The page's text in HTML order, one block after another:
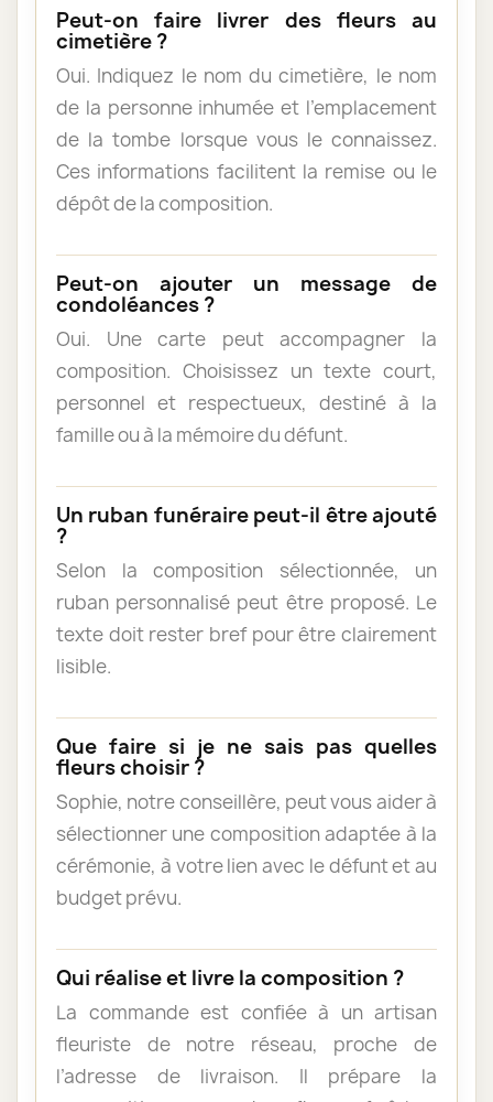
Peut-on faire livrer des fleurs au
cimetière ?
Oui. Indiquez le nom du cimetière, le nom
de la personne inhumée et l’emplacement
de la tombe lorsque vous le connaissez.
Ces informations facilitent la remise ou le
dépôt de la composition.
Peut-on ajouter un message de
condoléances ?
Oui. Une carte peut accompagner la
composition. Choisissez un texte court,
personnel et respectueux, destiné à la
famille ou à la mémoire du défunt.
Un ruban funéraire peut-il être ajouté
?
Selon la composition sélectionnée, un
ruban personnalisé peut être proposé. Le
texte doit rester bref pour être clairement
lisible.
Que faire si je ne sais pas quelles
fleurs choisir ?
Sophie, notre conseillère, peut vous aider à
sélectionner une composition adaptée à la
cérémonie, à votre lien avec le défunt et au
budget prévu.
Qui réalise et livre la composition ?
La commande est confiée à un artisan
fleuriste de notre réseau, proche de
l’adresse de livraison. Il prépare la